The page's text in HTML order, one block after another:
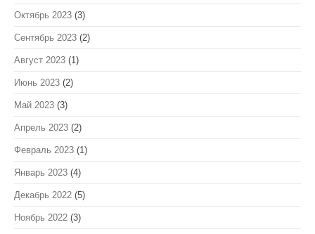
Октябрь 2023 (3)
Сентябрь 2023 (2)
Август 2023 (1)
Июнь 2023 (2)
Май 2023 (3)
Апрель 2023 (2)
Февраль 2023 (1)
Январь 2023 (4)
Декабрь 2022 (5)
Ноябрь 2022 (3)